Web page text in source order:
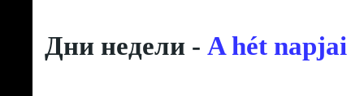
Дни недели - A hét napjai